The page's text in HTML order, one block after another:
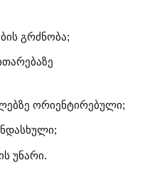
გრძნობა;
ორიენტირებული;
უნარი.